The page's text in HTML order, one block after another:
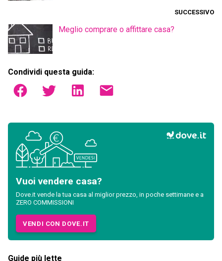
SUCCESSIVO
Meglio comprare o affittare casa?
Condividi questa guida:
Vuoi vendere casa?
Dove.it vende la tua casa al miglior prezzo, in poche settimane e a
ZERO COMMISSIONI
VENDI CON DOVE.IT
Guide più lette